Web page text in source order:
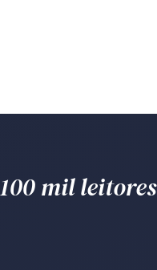
mil leitores